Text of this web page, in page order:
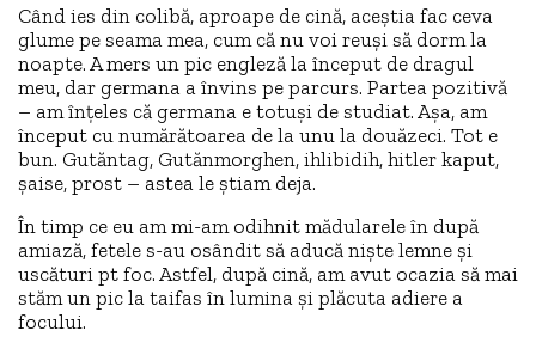
Când ies din colibă, aproape de cină, aceștia fac ceva
glume pe seama mea, cum că nu voi reuși să dorm la
noapte. A mers un pic engleză la început de dragul
meu, dar germana a învins pe parcurs. Partea pozitivă
– am înțeles că germana e totuși de studiat. Așa, am
început cu numărătoarea de la unu la douăzeci. Tot e
bun. Gutăntag, Gutănmorghen, ihlibidih, hitler kaput,
șaise, prost – astea le știam deja.
În timp ce eu am mi-am odihnit mădularele în după
amiază, fetele s-au osândit să aducă niște lemne și
uscături pt foc. Astfel, după cină, am avut ocazia să mai
stăm un pic la taifas în lumina și plăcuta adiere a
focului.